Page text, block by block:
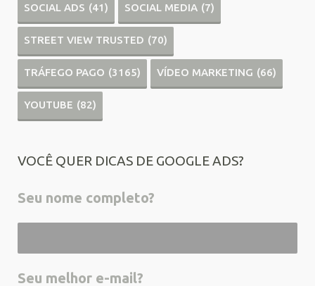
SOCIAL ADS (41) SOCIAL MEDIA (7)
STREET VIEW TRUSTED (70)
TRÁFEGO PAGO (3165) VÍDEO MARKETING (66)
YOUTUBE (82)
VOCÊ QUER DICAS DE GOOGLE ADS?
Seu nome completo?
Seu melhor e-mail?